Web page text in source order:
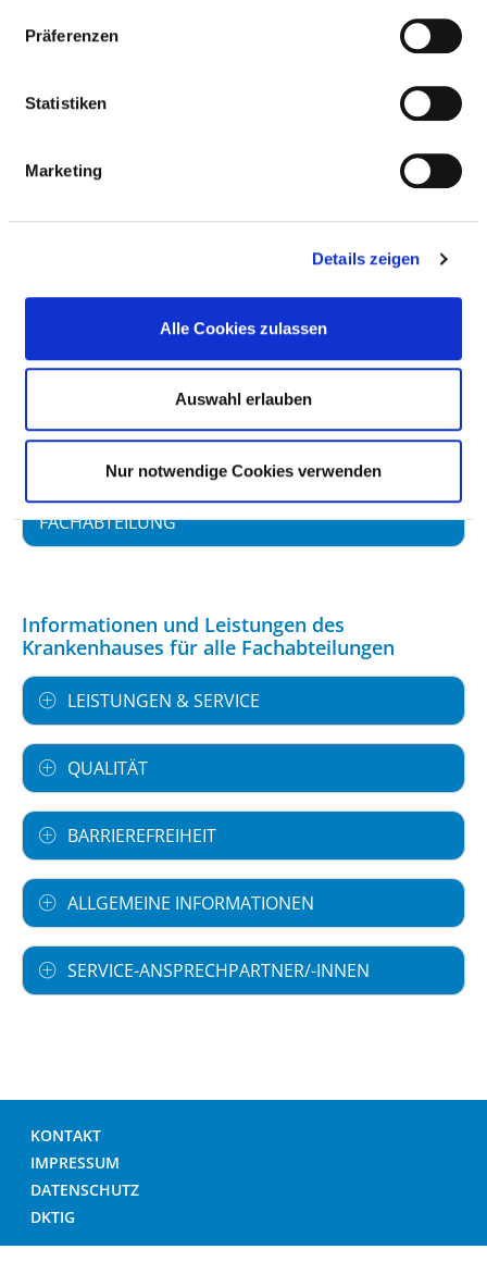
Präferenzen
Statistiken
Marketing
Details zeigen
Alle Cookies zulassen
Auswahl erlauben
Nur notwendige Cookies verwenden
Informationen und Leistungen der
FALLZAHLEN
Teilstationäre Fallzahl: 423
FACHEXPERTISE UND WEITERBILDUNG
MEDIZINISCHES LEISTUNGSANGEBOT MIT
FALLZAHLEN
WEITERE INFORMATIONEN ZUR
FACHABTEILUNG
Informationen und Leistungen des
Krankenhauses für alle Fachabteilungen
LEISTUNGEN & SERVICE
QUALITÄT
BARRIEREFREIHEIT
ALLGEMEINE INFORMATIONEN
SERVICE-ANSPRECHPARTNER/-INNEN
KONTAKT
IMPRESSUM
DATENSCHUTZ
DKTIG